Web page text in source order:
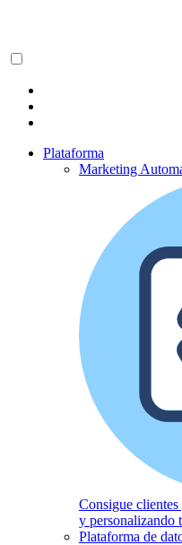
Plataforma
Marketing
Consigue
y personalizando
Plataforma de